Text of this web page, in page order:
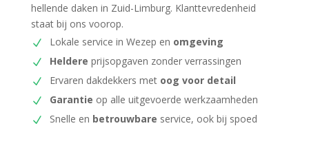
hellende daken in Zuid-Limburg. Klanttevredenheid
staat bij ons voorop.
Lokale service in Wezep en omgeving
Heldere prijsopgaven zonder verrassingen
Ervaren dakdekkers met oog voor detail
Garantie op alle uitgevoerde werkzaamheden
Snelle en betrouwbare service, ook bij spoed